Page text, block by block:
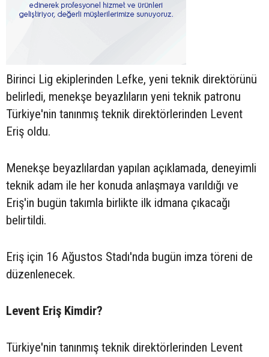
Birinci Lig ekiplerinden Lefke, yeni teknik direktörünü
belirledi, menekşe beyazlıların yeni teknik patronu
Türkiye'nin tanınmış teknik direktörlerinden Levent
Eriş oldu.
Menekşe beyazlılardan yapılan açıklamada, deneyimli
teknik adam ile her konuda anlaşmaya varıldığı ve
Eriş'in bugün takımla birlikte ilk idmana çıkacağı
belirtildi.
Eriş için 16 Ağustos Stadı'nda bugün imza töreni de
düzenlenecek.
Levent Eriş Kimdir?
Türkiye'nin tanınmış teknik direktörlerinden Levent